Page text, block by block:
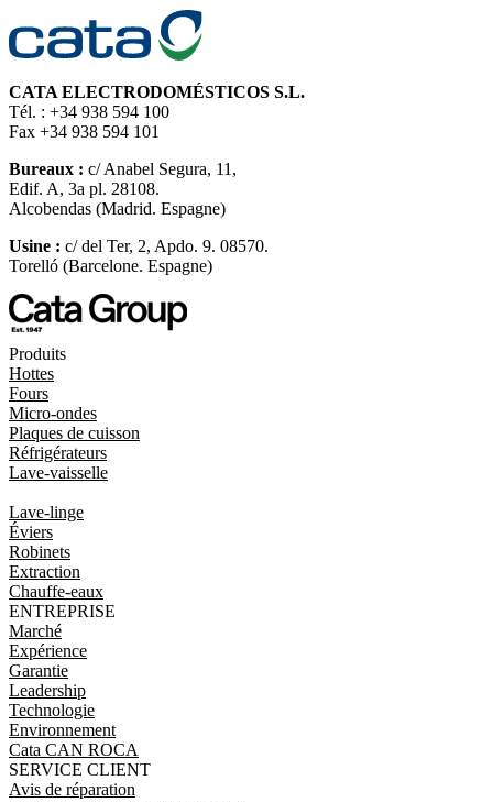
CATA ELECTRODOMÉSTICOS S.L.
Tél. : +34 938 594 100
Fax +34 938 594 101
Bureaux : c/ Anabel Segura, 11,
Edif. A, 3a pl. 28108.
Alcobendas (Madrid. Espagne)
Usine : c/ del Ter, 2, Apdo. 9. 08570.
Torelló (Barcelone. Espagne)
Produits
Hottes
Fours
Micro-ondes
Plaques de cuisson
Réfrigérateurs
Lave-vaisselle
Lave-linge
Éviers
Robinets
Extraction
Chauffe-eaux
ENTREPRISE
Marché
Expérience
Garantie
Leadership
Technologie
Environnement
Cata CAN ROCA
SERVICE CLIENT
Avis de réparation